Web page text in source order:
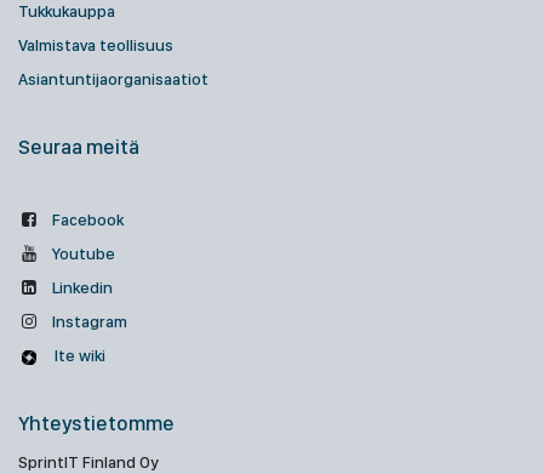
Tukkukauppa
Valmistava teollisuus
Asiantuntijaorganisaatiot
Seuraa meitä
Facebook
Youtube
Linkedin
Instagram
Ite wiki
Yhteystietomme
SprintIT Finland Oy